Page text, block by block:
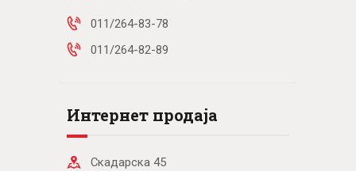
011/264-83-78
011/264-82-89
Интернет продаја
Скадарска 45